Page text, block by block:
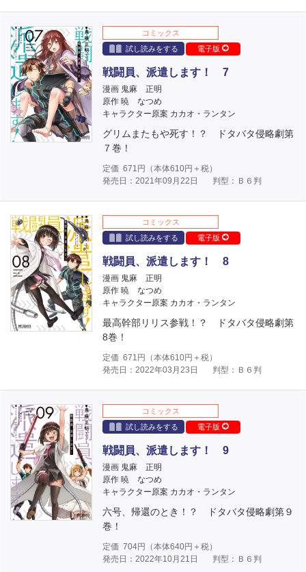
コミックス
試し読みをする
電子版
戦闘員、派遣します！ 7
漫画 鬼麻 正明
原作 暁 なつめ
キャラクター原案 カカオ・ランタン
グリムまたもや死す！？ ドタバタ侵略劇第
７巻！
定価 671 円（本体610円＋税）
発売日：2021年09月22日
判型：Ｂ６判
コミックス
試し読みをする
電子版
戦闘員、派遣します！ 8
漫画 鬼麻 正明
原作 暁 なつめ
キャラクター原案 カカオ・ランタン
最高幹部リリス参戦！？ ドタバタ侵略劇第
8巻！
定価 671 円（本体610円＋税）
発売日：2022年03月23日
判型：Ｂ６判
コミックス
試し読みをする
電子版
戦闘員、派遣します！ 9
漫画 鬼麻 正明
原作 暁 なつめ
キャラクター原案 カカオ・ランタン
六号、帰還のとき！？ ドタバタ侵略劇第９
巻！
定価 704円（本体640円＋税）
発売日：2022年10月21日
判型：Ｂ６判